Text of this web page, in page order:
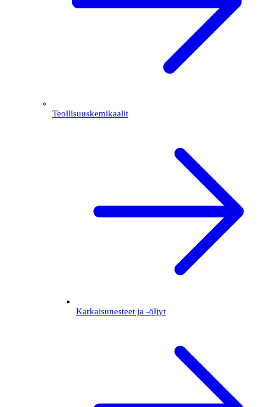
Teollisuuskemikaalit
Karkaisunesteet ja -öljyt